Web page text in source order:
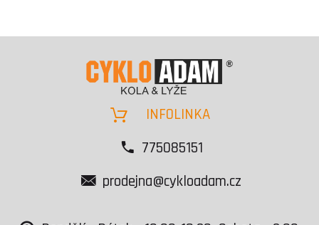
INFOLINKA
775085151
prodejna@cykloadam.cz